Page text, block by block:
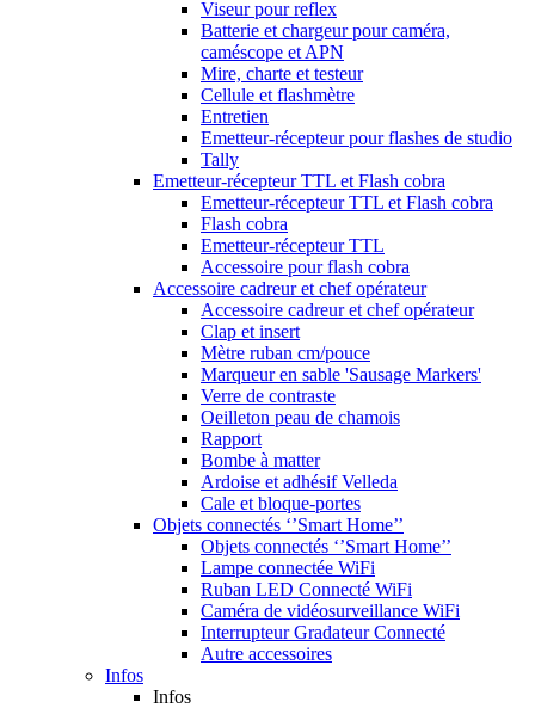
Viseur pour reflex
Batterie et chargeur pour caméra,
caméscope et APN
Mire, charte et testeur
Cellule et flashmètre
Entretien
Emetteur-récepteur pour flashes de studio
Tally
Emetteur-récepteur TTL et Flash cobra
Emetteur-récepteur TTL et Flash cobra
Flash cobra
Emetteur-récepteur TTL
Accessoire pour flash cobra
Accessoire cadreur et chef opérateur
Accessoire cadreur et chef opérateur
Clap et insert
Mètre ruban cm/pouce
Marqueur en sable 'Sausage Markers'
Verre de contraste
Oeilleton peau de chamois
Rapport
Bombe à matter
Ardoise et adhésif Velleda
Cale et bloque-portes
Objets connectés ‘’Smart Home’’
Objets connectés ‘’Smart Home’’
Lampe connectée WiFi
Ruban LED Connecté WiFi
Caméra de vidéosurveillance WiFi
Interrupteur Gradateur Connecté
Autre accessoires
Infos
Infos